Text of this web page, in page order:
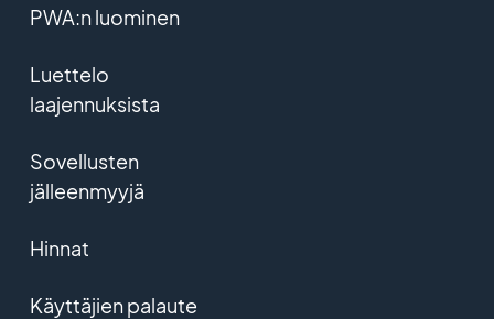
PWA:n luominen
Luettelo
laajennuksista
Sovellusten
jälleenmyyjä
Hinnat
Käyttäjien palaute